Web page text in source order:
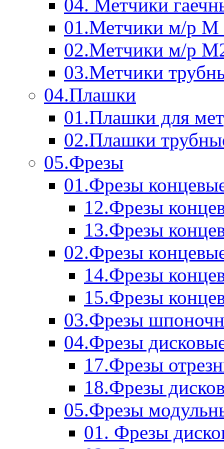
04. Метчики
01.Метчики м/р М
02.Метчики м/р
03.Метчики
04.Плашки
01.Плашки для
02.Плашки
05.Фрезы
01.Фрезы
12.Фрезы
13.Фрезы
02.Фрезы
14.Фрезы
15.Фрезы
03.Фрезы
04.Фрезы
17.Фрезы
18.Фрезы
05.Фрезы
01. Фрезы